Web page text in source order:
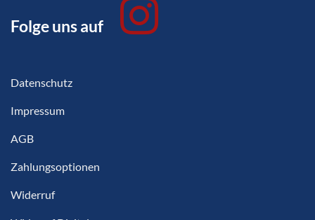
Folge uns auf
Datenschutz
Impressum
AGB
Zahlungsoptionen
Widerruf